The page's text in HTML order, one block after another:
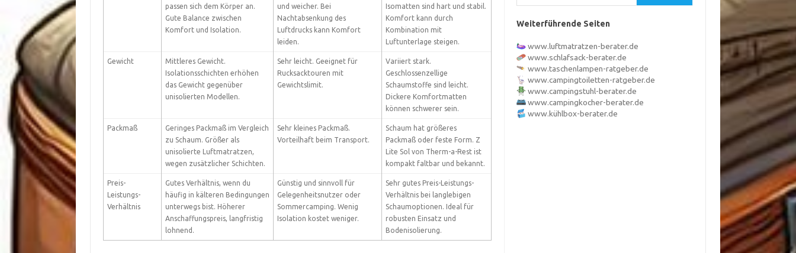
passen sich dem Körper an.
Gute Balance zwischen
Komfort und Isolation.
und weicher. Bei
Nachtabsenkung des
Luftdrucks kann Komfort
leiden.
Isomatten sind hart und stabil.
Komfort kann durch
Kombination mit
Luftunterlage steigen.
Gewicht
Mittleres Gewicht.
Isolationsschichten erhöhen
das Gewicht gegenüber
unisolierten Modellen.
Sehr leicht. Geeignet für
Rucksacktouren mit
Gewichtslimit.
Variiert stark.
Geschlossenzellige
Schaumstoffe sind leicht.
Dickere Komfortmatten
können schwerer sein.
Packmaß
Geringes Packmaß im Vergleich
zu Schaum. Größer als
unisolierte Luftmatratzen,
wegen zusätzlicher Schichten.
Sehr kleines Packmaß.
Vorteilhaft beim Transport.
Schaum hat größeres
Packmaß oder feste Form. Z
Lite Sol von Therm-a-Rest ist
kompakt faltbar und bekannt.
Preis-
Leistungs-
Verhältnis
Gutes Verhältnis, wenn du
häufig in kälteren Bedingungen
unterwegs bist. Höherer
Anschaffungspreis, langfristig
lohnend.
Günstig und sinnvoll für
Gelegenheitsnutzer oder
Sommercamping. Wenig
Isolation kostet weniger.
Sehr gutes Preis-Leistungs-
Verhältnis bei langlebigen
Schaumoptionen. Ideal für
robusten Einsatz und
Bodenisolierung.
Weiterführende Seiten
www.luftmatratzen-berater.de
www.schlafsack-berater.de
www.taschenlampen-ratgeber.de
www.campingtoiletten-ratgeber.de
www.campingstuhl-berater.de
www.campingkocher-berater.de
www.kühlbox-berater.de